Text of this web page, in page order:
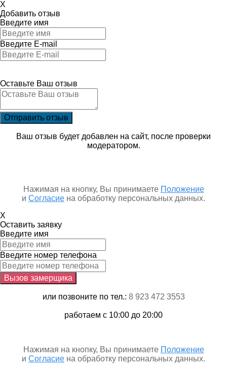
X
Добавить отзыв
Введите имя
Введите E-mail
Оставьте Ваш отзыв
Ваш отзыв будет добавлен на сайт, после проверки
модератором.
Нажимая на кнопку, Вы принимаете Положение
и Согласие на обработку персональных данных.
X
Оставить заявку
Введите имя
Введите номер телефона
или позвоните по тел.: 8 923 472 3553
работаем c 10:00 до 20:00
Нажимая на кнопку, Вы принимаете Положение
и Согласие на обработку персональных данных.